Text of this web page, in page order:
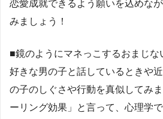
恋愛成就できるよう願いを込めな
みましょう！
■鏡のようにマネっこするおまじな
好きな男の子と話しているときや
の子のしぐさや行動を真似してみ
ーリング効果」と言って、心理学